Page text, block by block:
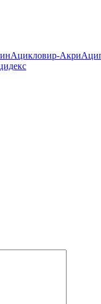
Ацикловир-Акри